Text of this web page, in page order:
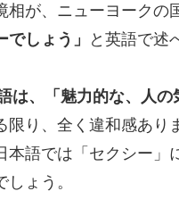
が、ニューヨークの
しょう」
と英語で述
は、「魅力的な、人
限り、全く違和感あ
本語では「セクシー
ょう。